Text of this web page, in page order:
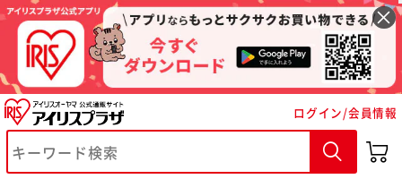
ログイン/会員情報
※ご確認ください